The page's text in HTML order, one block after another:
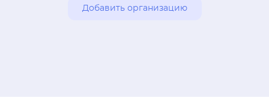
Добавить организацию